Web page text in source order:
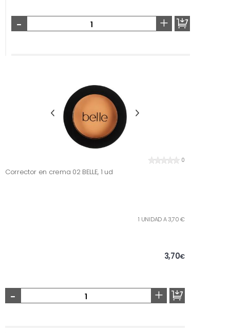
- +
0
Corrector en crema 02 BELLE, 1 ud
1 UNIDAD A 3,70 €
3,70€
- +